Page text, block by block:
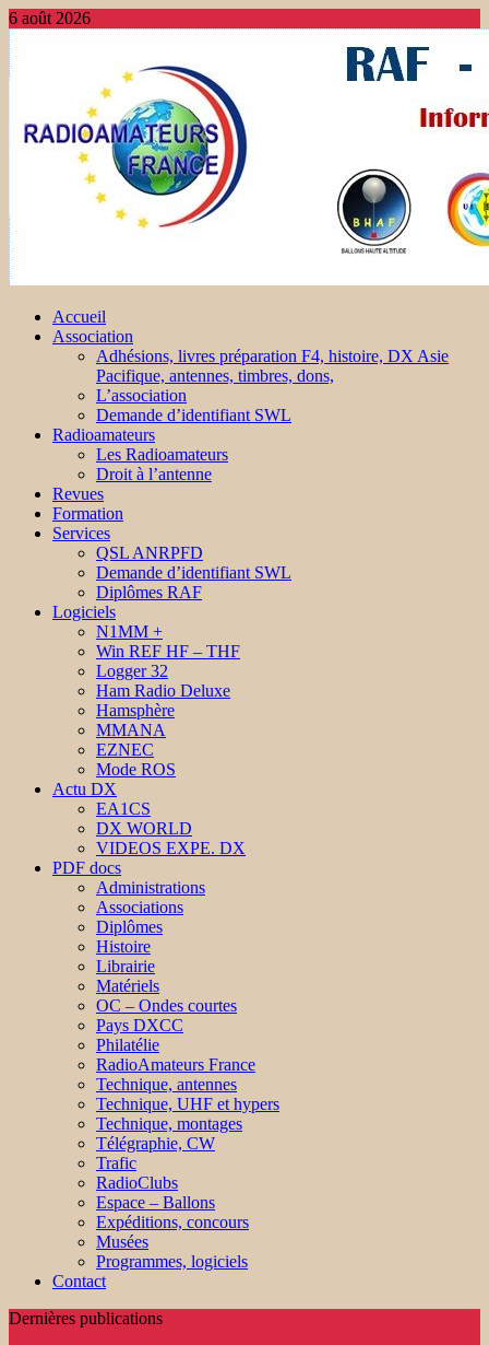
6 août 2026
Accueil
Association
Adhésions, livres préparation F4, histoire, DX Asie
Pacifique, antennes, timbres, dons,
L’association
Demande d’identifiant SWL
Radioamateurs
Les Radioamateurs
Droit à l’antenne
Revues
Formation
Services
QSL ANRPFD
Demande d’identifiant SWL
Diplômes RAF
Logiciels
N1MM +
Win REF HF – THF
Logger 32
Ham Radio Deluxe
Hamsphère
MMANA
EZNEC
Mode ROS
Actu DX
EA1CS
DX WORLD
VIDEOS EXPE. DX
PDF docs
Administrations
Associations
Diplômes
Histoire
Librairie
Matériels
OC – Ondes courtes
Pays DXCC
Philatélie
RadioAmateurs France
Technique, antennes
Technique, UHF et hypers
Technique, montages
Télégraphie, CW
Trafic
RadioClubs
Espace – Ballons
Expéditions, concours
Musées
Programmes, logiciels
Contact
Dernières publications